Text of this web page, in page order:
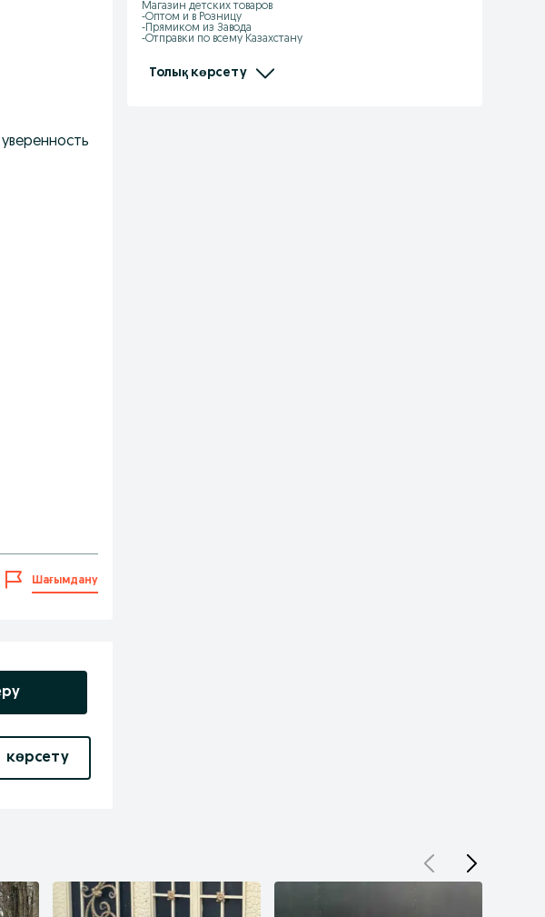
Шағымдану
көрсету
Магазин детских товаров
-Оптом и в Розницу
-Прямиком из Завода
-Отправки по всему Казахстану
-Без выходных с 10:00-22:00
-Доставка по городу Шымкент бесплатно
Толық көрсету